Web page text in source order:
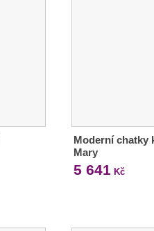
Moderní chatky
Mary
5 641 Kč